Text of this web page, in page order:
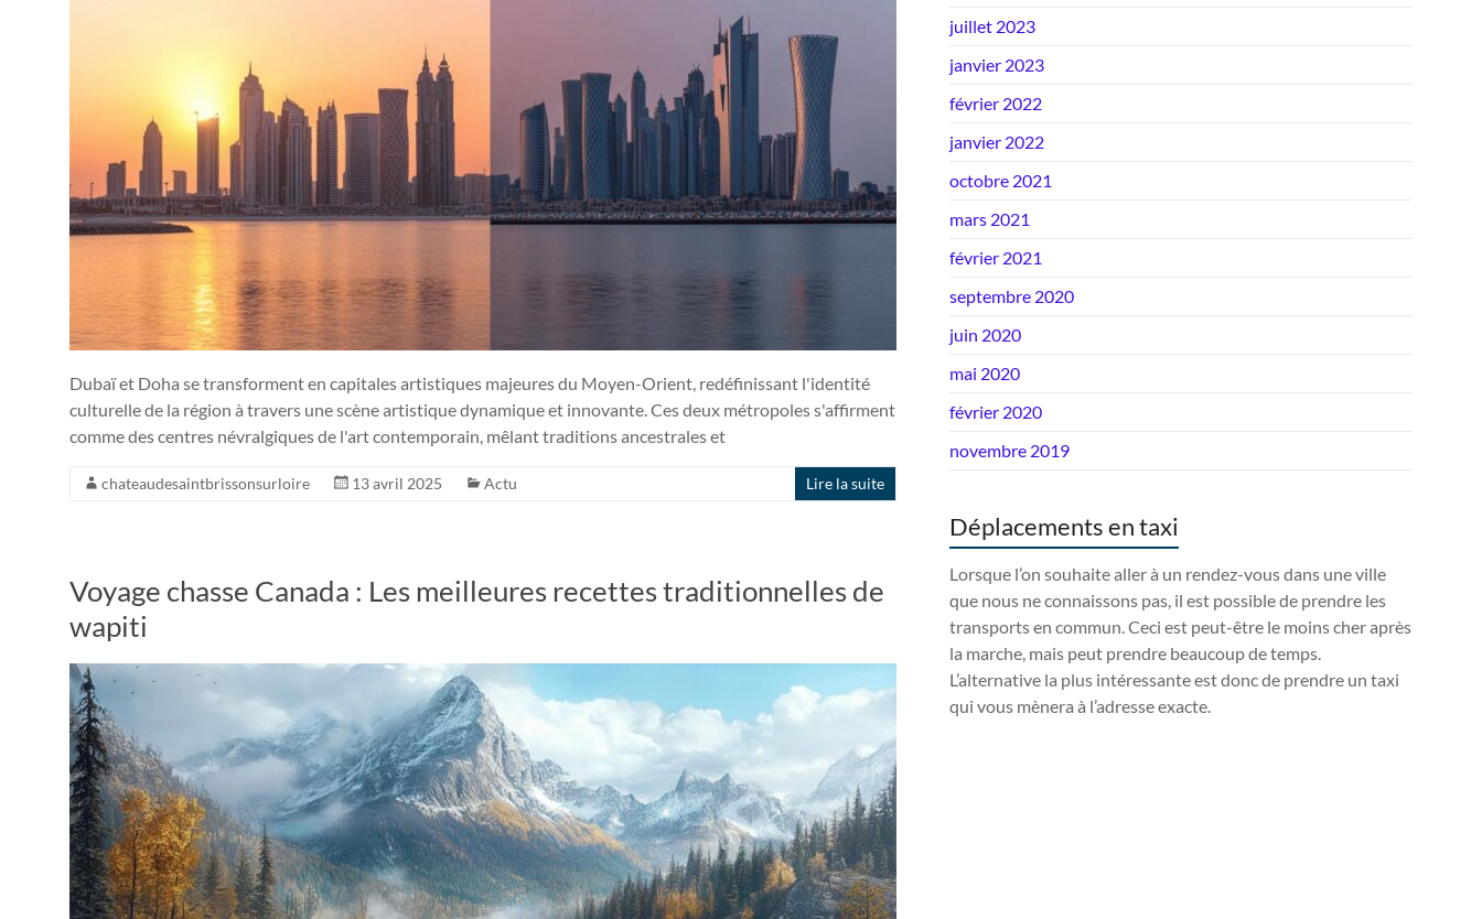
Dubaï et Doha se transforment en capitales artistiques majeures du Moyen-Orient, redéfinissant l'identité
culturelle de la région à travers une scène artistique dynamique et innovante. Ces deux métropoles s'affirment
comme des centres névralgiques de l'art contemporain, mêlant traditions ancestrales et
chateaudesaintbrissonsurloire 13 avril 2025 Actu Lire la suite
Voyage chasse Canada : Les meilleures recettes traditionnelles de
wapiti
juillet 2023
janvier 2023
février 2022
janvier 2022
octobre 2021
mars 2021
février 2021
septembre 2020
juin 2020
mai 2020
février 2020
novembre 2019
Déplacements en taxi
Lorsque l’on souhaite aller à un rendez-vous dans une ville
que nous ne connaissons pas, il est possible de prendre les
transports en commun. Ceci est peut-être le moins cher après
la marche, mais peut prendre beaucoup de temps.
L’alternative la plus intéressante est donc de prendre un taxi
qui vous mènera à l’adresse exacte.